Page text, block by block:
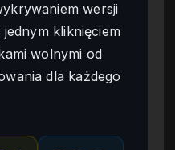
wersji
kliknięciem
wolnymi od
dla każdego